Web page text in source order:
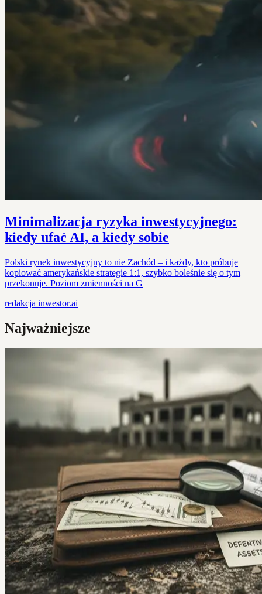
Minimalizacja ryzyka inwestycyjnego:
kiedy ufać AI, a kiedy sobie
Polski rynek inwestycyjny to nie Zachód – i każdy, kto próbuje
kopiować amerykańskie strategie 1:1, szybko boleśnie się o tym
przekonuje. Poziom zmienności na G
redakcja inwestor.ai
Najważniejsze